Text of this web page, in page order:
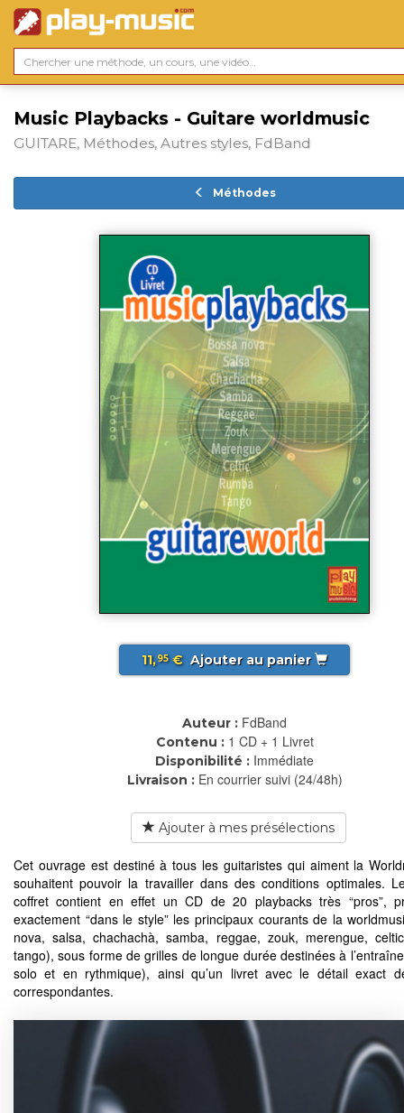
Music Playbacks - Guitare worldmusic
GUITARE, Méthodes, Autres styles, FdBand
Méthodes
11,95€ Ajouter au panier
Auteur : FdBand
Contenu : 1 CD + 1 Livret
Disponibilité : Immédiate
Livraison : En courrier suivi (24/48h)
Ajouter à mes présélections
Cet ouvrage est destiné à tous les guitaristes qui aiment la
souhaitent pouvoir la travailler dans des conditions optimales.
coffret contient en effet un CD de 20 playbacks très “pros”,
exactement “dans le style” les principaux courants de la
nova, salsa, chachachà, samba, reggae, zouk, merengue,
tango), sous forme de grilles de longue durée destinées à
solo et en rythmique), ainsi qu’un livret avec le détail exact
correspondantes.